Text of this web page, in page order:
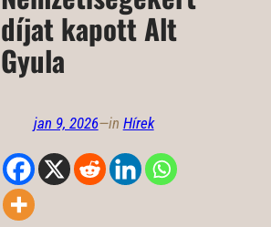
díjat kapott Alt
Gyula
jan 9, 2026—in Hírek